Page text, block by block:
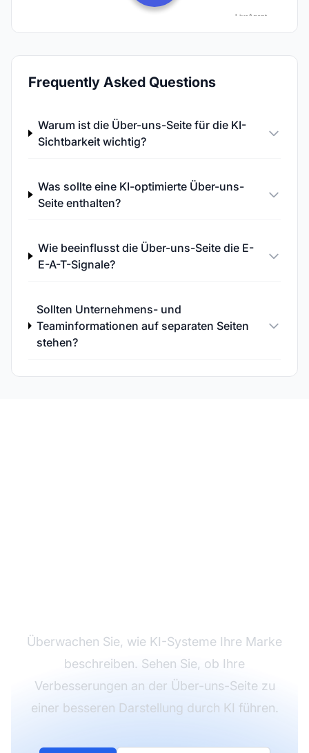
Frequently Asked Questions
Warum ist die Über-uns-Seite für die KI-
Sichtbarkeit wichtig?
Was sollte eine KI-optimierte Über-uns-
Seite enthalten?
Wie beeinflusst die Über-uns-Seite die E-
E-A-T-Signale?
Sollten Unternehmens- und
Teaminformationen auf separaten Seiten
stehen?
Überwachen Sie, wie KI-Systeme Ihre Marke
beschreiben. Sehen Sie, ob Ihre
Verbesserungen an der Über-uns-Seite zu
einer besseren Darstellung durch KI führen.